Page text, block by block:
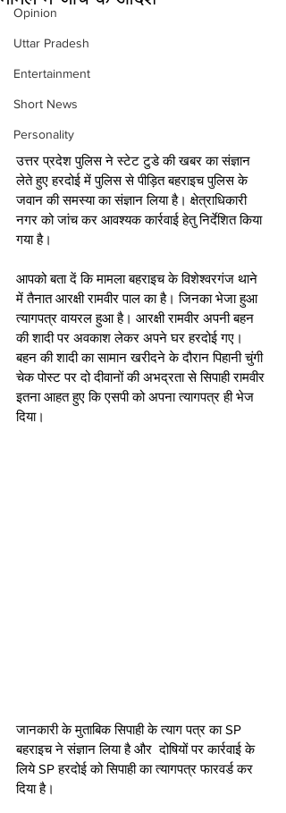
Opinion
Uttar Pradesh
Entertainment
Short News
Personality
उत्तर प्रदेश पुलिस ने स्टेट टुडे की खबर का संज्ञान
लेते हुए हरदोई में पुलिस से पीड़ित बहराइच पुलिस के
जवान की समस्या का संज्ञान लिया है। क्षेत्राधिकारी
नगर को जांच कर आवश्यक कार्रवाई हेतु निर्देशित किया
गया है।
आपको बता दें कि मामला बहराइच के विशेश्वरगंज थाने
में तैनात आरक्षी रामवीर पाल का है। जिनका भेजा हुआ
त्यागपत्र वायरल हुआ है। आरक्षी रामवीर अपनी बहन
की शादी पर अवकाश लेकर अपने घर हरदोई गए।
बहन की शादी का सामान खरीदने के दौरान पिहानी चुंगी
चेक पोस्ट पर दो दीवानों की अभद्रता से सिपाही रामवीर
इतना आहत हुए कि एसपी को अपना त्यागपत्र ही भेज
दिया।
जानकारी के मुताबिक सिपाही के त्याग पत्र का SP
बहराइच ने संज्ञान लिया है और  दोषियों पर कार्रवाई के
लिये SP हरदोई को सिपाही का त्यागपत्र फारवर्ड कर
दिया है।